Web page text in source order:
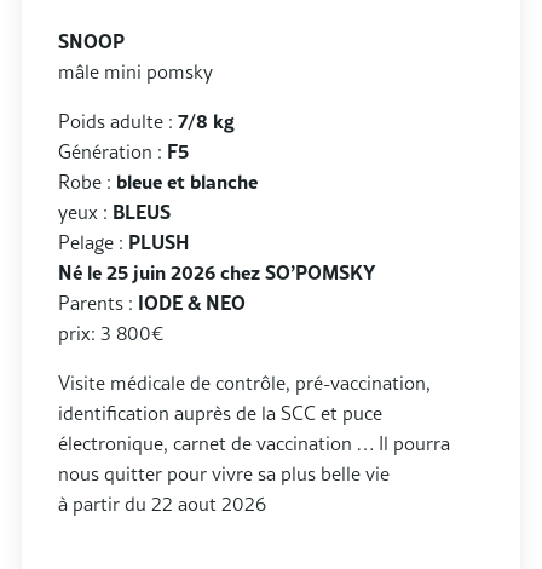
SNOOP
mâle mini pomsky
Poids adulte : 7/8 kg
Génération : F5
Robe : bleue et blanche
yeux : BLEUS
Pelage : PLUSH
Né le 25 juin 2026 chez SO’POMSKY
Parents : IODE & NEO
prix: 3 800€
Visite médicale de contrôle, pré-vaccination,
identification auprès de la SCC et puce
électronique, carnet de vaccination … Il pourra
nous quitter pour vivre sa plus belle vie
à partir du 22 aout 2026